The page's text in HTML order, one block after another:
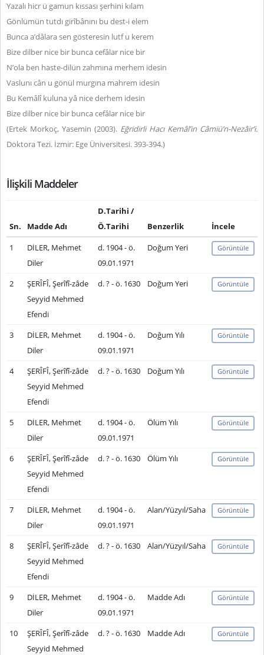
Yazalı hicr ü gamun kıssası şerhini kılam
Gönlümün tutdı girîbânını bu dest-i elem
Bunca a’dâlara sen gösteresin lutf u kerem
Bize dilber nice bir bunca cefâlar nice bir
N’ola ben haste-dilün zahmına merhem idesin
Vaslunı cân u gönül murgına mahrem idesin
Bu Kemâlî kuluna yâ nice derhem idesin
Bize dilber nice bir bunca cefâlar nice bir
(Ertek Morkoç, Yasemin (2003). Eğridirli Hacı Kemâl’in Câmiü’n-Nezâir’i.
Doktora Tezi. İzmir: Ege Üniversitesi. 393-394.)
İlişkili Maddeler
Sn. Madde Adı
D.Tarihi /
Ö.Tarihi
Benzerlik
İncele
1
DİLER, Mehmet
Diler
d. 1904 - ö.
09.01.1971
Doğum Yeri Görüntüle
2
ŞERÎFÎ, Şerîfî-zâde
Seyyid Mehmed
Efendi
d. ? - ö. 1630 Doğum Yeri Görüntüle
3
DİLER, Mehmet
Diler
d. 1904 - ö.
09.01.1971
Doğum Yılı Görüntüle
4
ŞERÎFÎ, Şerîfî-zâde
Seyyid Mehmed
Efendi
d. ? - ö. 1630 Doğum Yılı Görüntüle
5
DİLER, Mehmet
Diler
d. 1904 - ö.
09.01.1971
Ölüm Yılı Görüntüle
6
ŞERÎFÎ, Şerîfî-zâde
Seyyid Mehmed
Efendi
d. ? - ö. 1630 Ölüm Yılı Görüntüle
7
DİLER, Mehmet
Diler
d. 1904 - ö.
09.01.1971
Alan/Yüzyıl/Saha Görüntüle
8
ŞERÎFÎ, Şerîfî-zâde
Seyyid Mehmed
Efendi
d. ? - ö. 1630 Alan/Yüzyıl/Saha Görüntüle
9
DİLER, Mehmet
Diler
d. 1904 - ö.
09.01.1971
Madde Adı Görüntüle
10
ŞERÎFÎ, Şerîfî-zâde
Seyyid Mehmed
d. ? - ö. 1630 Madde Adı Görüntüle